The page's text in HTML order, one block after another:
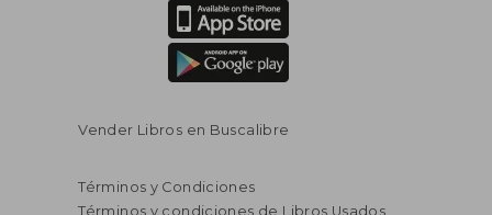
Vender Libros en Buscalibre
Términos y Condiciones
Términos y condiciones de Libros Usados